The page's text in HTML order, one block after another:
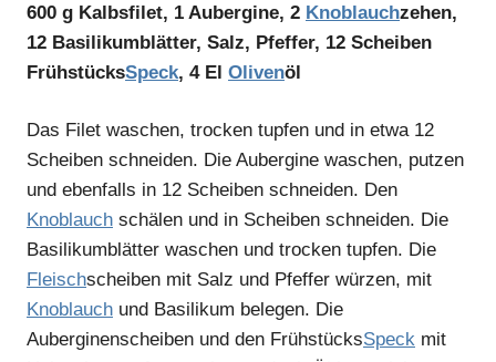
600 g Kalbsfilet, 1 Aubergine, 2 Knoblauchzehen,
12 Basilikumblätter, Salz, Pfeffer, 12 Scheiben
FrühstücksSpeck, 4 El Olivenöl
Das Filet waschen, trocken tupfen und in etwa 12
Scheiben schneiden. Die Aubergine waschen, putzen
und ebenfalls in 12 Scheiben schneiden. Den
Knoblauch schälen und in Scheiben schneiden. Die
Basilikumblätter waschen und trocken tupfen. Die
Fleischscheiben mit Salz und Pfeffer würzen, mit
Knoblauch und Basilikum belegen. Die
Auberginenscheiben und den FrühstücksSpeck mit